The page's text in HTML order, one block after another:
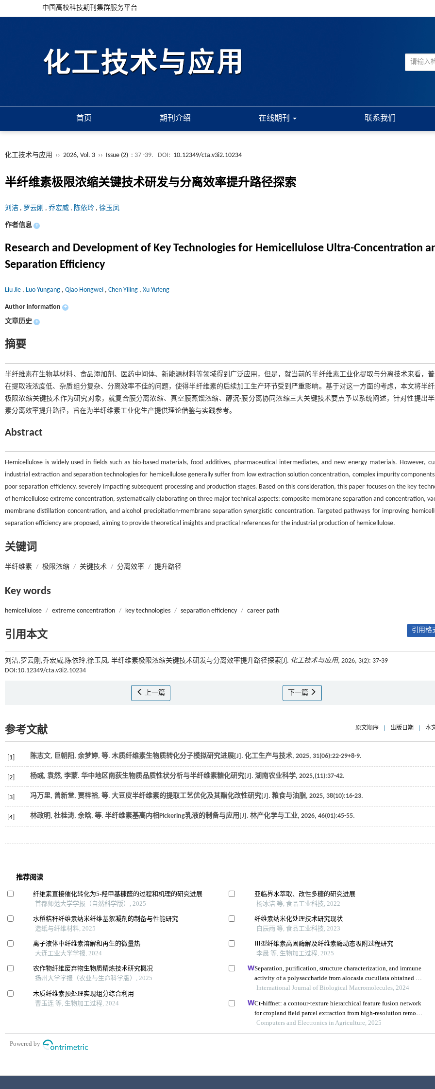
中国高校科技期刊集群服务平台
首页 期刊介绍 在线期刊 联系我们
化工技术与应用 ›› 2026, Vol. 3 ›› Issue (2) : 37 -39. DOI: 10.12349/cta.v3i2.10234
半纤维素极限浓缩关键技术研发与分离效率提升路径探索
刘洁 , 罗云刚 , 乔宏威 , 陈依玲 , 徐玉凤
作者信息 +
Research and Development of Key Technologies for Hemicellulose Ultra-Concentration
Separation Efficiency
Liu Jie , Luo Yungang , Qiao Hongwei , Chen Yiling , Xu Yufeng
Author information +
文章历史 +
摘要
半纤维素在生物基材料、食品添加剂、医药中间体、新能源材料等领域得到广泛应用，但是，就当前的半纤维素工业化提取与分离技术来看，
在提取液浓度低、杂质组分复杂、分离效率不佳的问题，使得半纤维素的后续加工生产环节受到严重影响。基于对这一方面的考虑，本文将半
极限浓缩关键技术作为研究对象，就复合膜分离浓缩、真空膜蒸馏浓缩、醇沉-膜分离协同浓缩三大关键技术要点予以系统阐述，针对性提出
素分离效率提升路径，旨在为半纤维素工业化生产提供理论借鉴与实践参考。
Abstract
Hemicellulose is widely used in fields such as bio-based materials, food additives, pharmaceutical intermediates, and new energy materials. However,
industrial extraction and separation technologies for hemicellulose generally suffer from low extraction solution concentration, complex impurity
poor separation efficiency, severely impacting subsequent processing and production stages. Based on this consideration, this paper focuses on the key
of hemicellulose extreme concentration, systematically elaborating on three major technical aspects: composite membrane separation and concentration,
membrane distillation concentration, and alcohol precipitation-membrane separation synergistic concentration. Targeted pathways for improving
separation efficiency are proposed, aiming to provide theoretical insights and practical references for the industrial production of hemicellulose.
关键词
半纤维素 / 极限浓缩 / 关键技术 / 分离效率 / 提升路径
Key words
hemicellulose / extreme concentration / key technologies / separation efficiency / career path
引用本文 引用格
刘洁,罗云刚,乔宏威,陈依玲,徐玉凤. 半纤维素极限浓缩关键技术研发与分离效率提升路径探索[J]. 化工技术与应用, 2026, 3(2): 37-39
DOI:10.12349/cta.v3i2.10234
上一篇 下一篇
参考文献 原文顺序 出版日期 本
[1] 陈志文, 巨朝阳, 余梦婷, 等. 木质纤维素生物质转化分子模拟研究进展[J]. 化工生产与技术, 2025, 31(06):22-29+8-9.
[2] 杨彧, 袁然, 李蒙. 华中地区南荻生物质品质性状分析与半纤维素糖化研究[J]. 湖南农业科学, 2025,(11):37-42.
[3] 冯万里, 曾新堂, 贾梓裕, 等. 大豆皮半纤维素的提取工艺优化及其酯化改性研究[J]. 粮食与油脂, 2025, 38(10):16-23.
[4] 林政明, 杜桂涛, 余晗, 等. 半纤维素基高内相Pickering乳液的制备与应用[J]. 林产化学与工业, 2026, 46(01):45-55.